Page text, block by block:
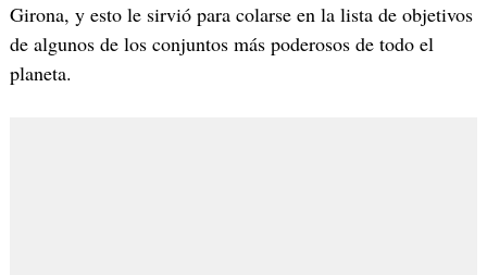
Girona, y esto le sirvió para colarse en la lista de objetivos
de algunos de los conjuntos más poderosos de todo el
planeta.